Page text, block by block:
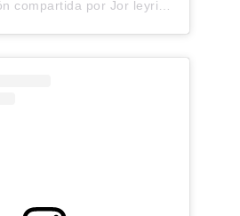
Una publicación compartida por Jor leyria (@jorleyria)